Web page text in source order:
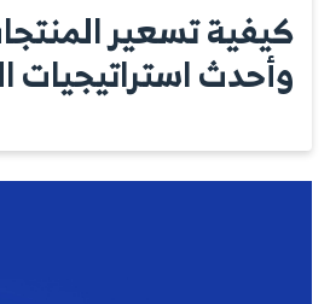
كيفية تسعير
وأحدث استراتيجيات